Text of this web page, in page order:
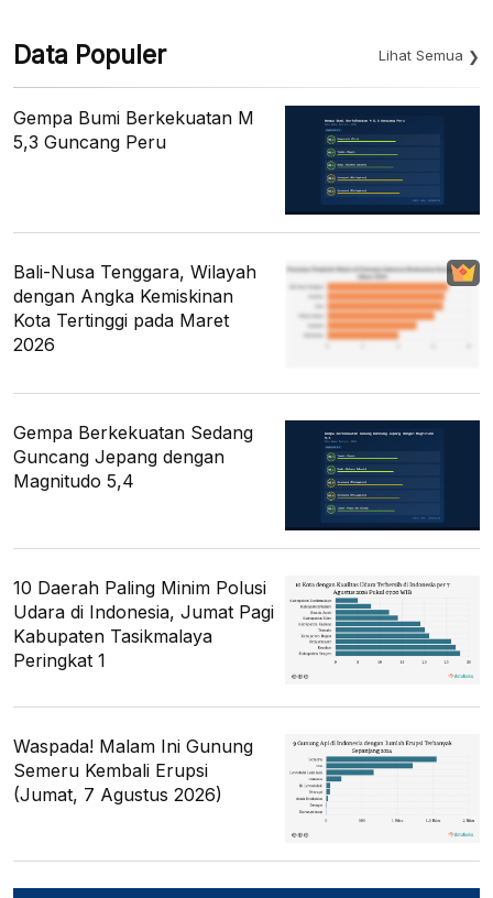
Data Populer Lihat Semua
Gempa Bumi Berkekuatan M
5,3 Guncang Peru
Bali-Nusa Tenggara, Wilayah
dengan Angka Kemiskinan
Kota Tertinggi pada Maret
2026
Gempa Berkekuatan Sedang
Guncang Jepang dengan
Magnitudo 5,4
10 Daerah Paling Minim Polusi
Udara di Indonesia, Jumat Pagi
Kabupaten Tasikmalaya
Peringkat 1
Waspada! Malam Ini Gunung
Semeru Kembali Erupsi
(Jumat, 7 Agustus 2026)